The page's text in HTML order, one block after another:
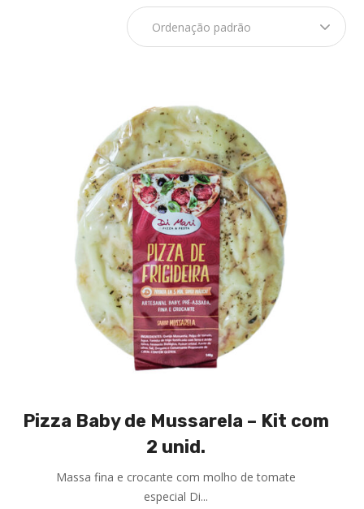
Pizza Baby de Mussarela – Kit com
2 unid.
Massa fina e crocante com molho de tomate
especial Di...